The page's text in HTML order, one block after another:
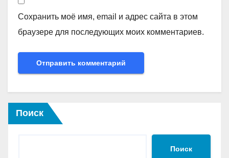
Сохранить моё имя, email и адрес сайта в этом
браузере для последующих моих комментариев.
Поиск
Поиск